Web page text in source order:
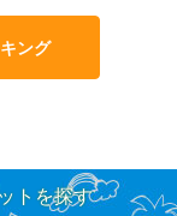
ング
トを探す